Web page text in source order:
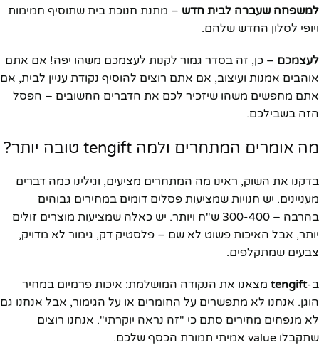
למשפחה שעברה לבית חדש – מתנת חנוכת בית שתוסיף חמימות
ויופי לסלון החדש שלהם.
לעצמכם – כן, זה בסדר גמור לקנות לעצמכם משהו יפה! אם אתם
אוהבים אמנות ועיצוב, אם אתם רוצים להוסיף נקודת עניין לבית, אם
אתם מחפשים משהו שיזכיר לכם את הדברים החשובים – הפסל
הזה בשבילכם.
מה אומרים המתחרים ולמה tengift טובה יותר?
בדקנו את השוק, ראינו מה המתחרים מציעים, וגילינו כמה דברים
מעניינים. יש חנויות שמציעות פסלים דומים במחירים גבוהים
בהרבה – 300-400 ש"ח ויותר. יש כאלה שמציעות מוצרים זולים
יותר, אבל האיכות פשוט לא שם – פלסטיק דק, גימור לא מדויק,
צבעים שמתקלפים.
ב-tengift מצאנו את הנקודה המושלמת: איכות פרמיום במחיר
הוגן. אנחנו לא מתפשרים על החומרים או על הגימור, אבל אנחנו גם
לא מנפחים מחירים סתם כי "זה נראה יוקרתי". אנחנו רוצים
שתקבלו value אמיתי תמורת הכסף שלכם.